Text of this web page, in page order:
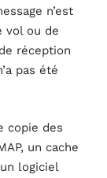
n’est
vol ou de
réception
pas été
copie des
un cache
logiciel